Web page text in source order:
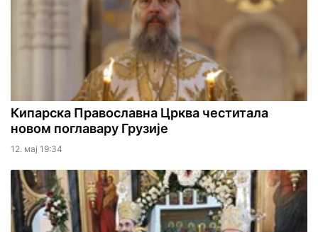
Кипарска Православна Црква честитала
новом поглавару Грузије
12. мај 19:34